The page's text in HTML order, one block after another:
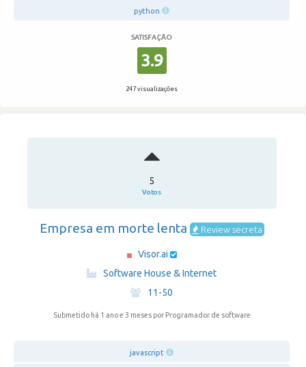
python
SATISFAÇÃO
3.9
247 visualizações
5
Votos
Empresa em morte lenta Review secreta
Visor.ai
Software House & Internet
·
11-50
Submetido há 1 ano e 3 meses por Programador de software
javascript